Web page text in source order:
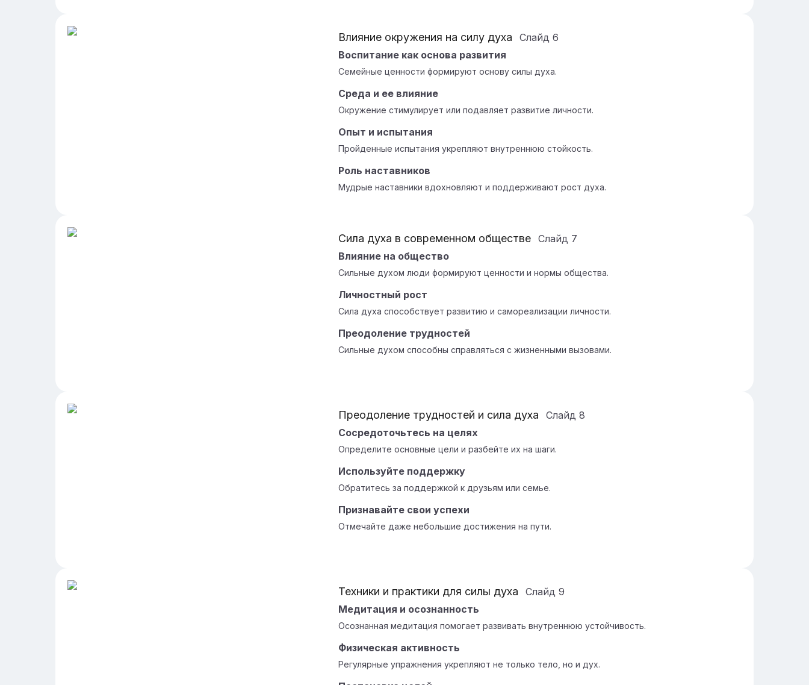
Влияние окружения на силу духа Слайд 6
Воспитание как основа развития
Семейные ценности формируют основу силы духа.
Среда и ее влияние
Окружение стимулирует или подавляет развитие личности.
Опыт и испытания
Пройденные испытания укрепляют внутреннюю стойкость.
Роль наставников
Мудрые наставники вдохновляют и поддерживают рост духа.
Сила духа в современном обществе Слайд 7
Влияние на общество
Сильные духом люди формируют ценности и нормы общества.
Личностный рост
Сила духа способствует развитию и самореализации личности.
Преодоление трудностей
Сильные духом способны справляться с жизненными вызовами.
Преодоление трудностей и сила духа Слайд 8
Сосредоточьтесь на целях
Определите основные цели и разбейте их на шаги.
Используйте поддержку
Обратитесь за поддержкой к друзьям или семье.
Признавайте свои успехи
Отмечайте даже небольшие достижения на пути.
Техники и практики для силы духа Слайд 9
Медитация и осознанность
Осознанная медитация помогает развивать внутреннюю устойчивость.
Физическая активность
Регулярные упражнения укрепляют не только тело, но и дух.